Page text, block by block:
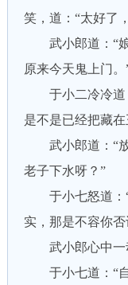
笑，道：“太好了
武小郎道：“娘
原来今天鬼上门。
于小二冷冷道
是不是已经把藏
武小郎道：“放
老子下水呀？”
于小七怒道：“
实，那是不容你否
武小郎心中一
于小七道：“自